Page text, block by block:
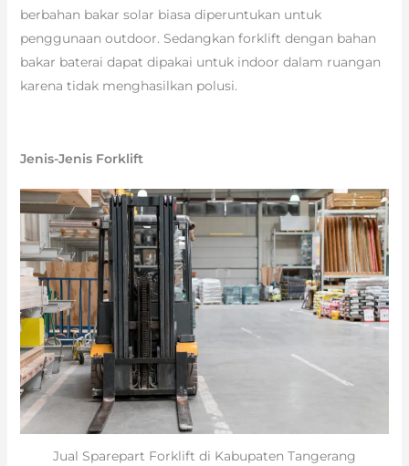
berbahan bakar solar biasa diperuntukan untuk
penggunaan outdoor. Sedangkan forklift dengan bahan
bakar baterai dapat dipakai untuk indoor dalam ruangan
karena tidak menghasilkan polusi.
Jenis-Jenis Forklift
Jual Sparepart Forklift di Kabupaten Tangerang